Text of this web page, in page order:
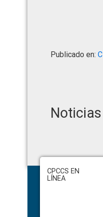
Publicado en:
Footer
CPCCS EN
LÍNEA